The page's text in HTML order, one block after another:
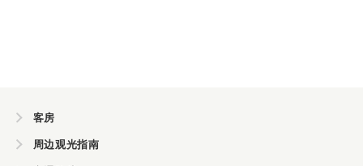
客房
周边观光指南